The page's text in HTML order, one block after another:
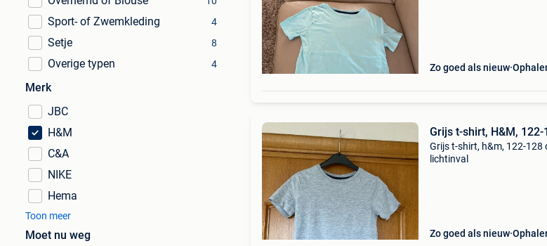
Sport- of Zwemkleding 4
Setje 8
Overige typen 4
Merk
JBC
H&M
C&A
NIKE
Hema
Toon meer
Moet nu weg
Zo goed als nieuw
Grijs t-shirt, H&M, 122-
Grijs t-shirt, h&m, 122-128
lichtinval
Zo goed als nieuw